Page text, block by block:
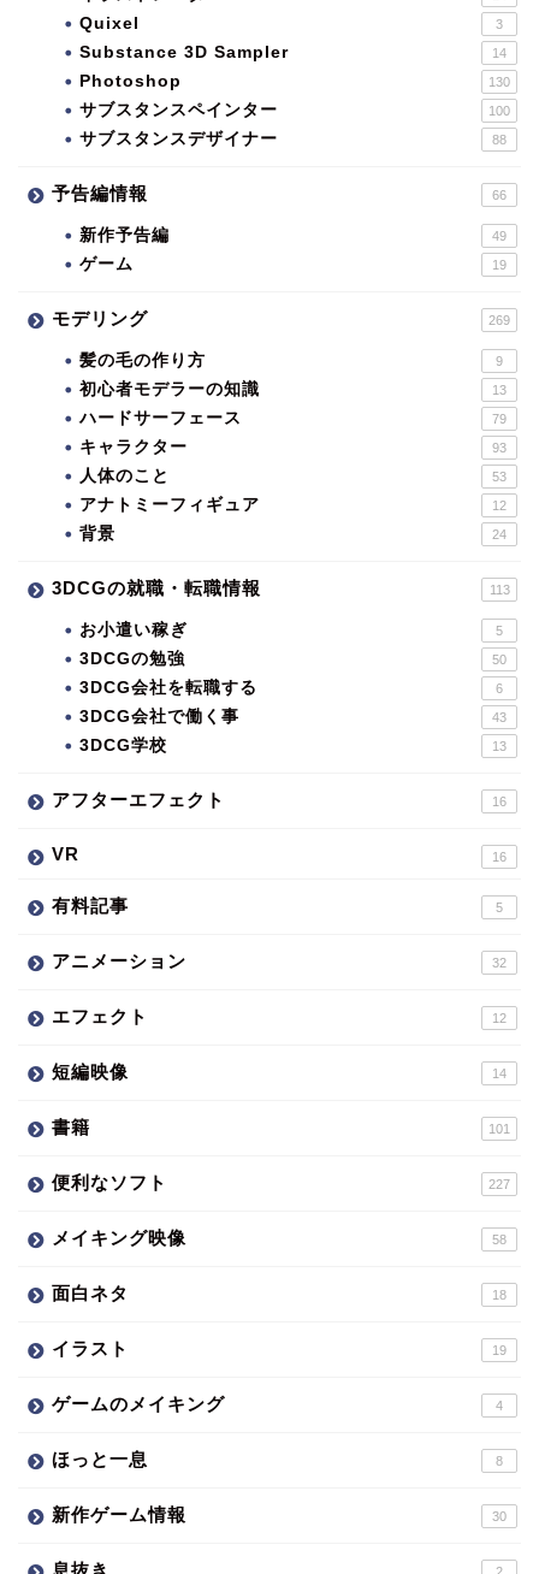
Quixel 3
Substance 3D Sampler 14
Photoshop 130
サブスタンスペインター 100
サブスタンスデザイナー 88
予告編情報 66
新作予告編 49
ゲーム 19
モデリング 269
髪の毛の作り方 9
初心者モデラーの知識 13
ハードサーフェース 79
キャラクター 93
人体のこと 53
アナトミーフィギュア 12
背景 24
3DCGの就職・転職情報 113
お小遣い稼ぎ 5
3DCGの勉強 50
3DCG会社を転職する 6
3DCG会社で働く事 43
3DCG学校 13
アフターエフェクト 16
VR 16
有料記事 5
アニメーション 32
エフェクト 12
短編映像 14
書籍 101
便利なソフト 227
メイキング映像 58
面白ネタ 18
イラスト 19
ゲームのメイキング 4
ほっと一息 8
新作ゲーム情報 30